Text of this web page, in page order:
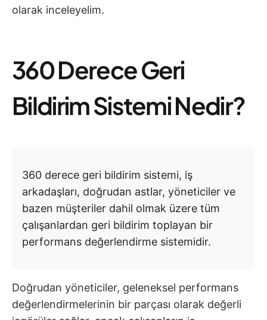
olarak inceleyelim.
360 Derece Geri
Bildirim Sistemi Nedir?
360 derece geri bildirim sistemi, iş
arkadaşları, doğrudan astlar, yöneticiler ve
bazen müşteriler dahil olmak üzere tüm
çalışanlardan geri bildirim toplayan bir
performans değerlendirme sistemidir.
Doğrudan yöneticiler, geleneksel performans
değerlendirmelerinin bir parçası olarak değerli